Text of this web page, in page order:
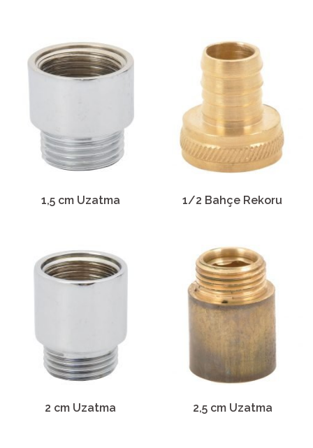
1,5 cm Uzatma 1/2 Bahçe Rekoru
2 cm Uzatma 2,5 cm Uzatma